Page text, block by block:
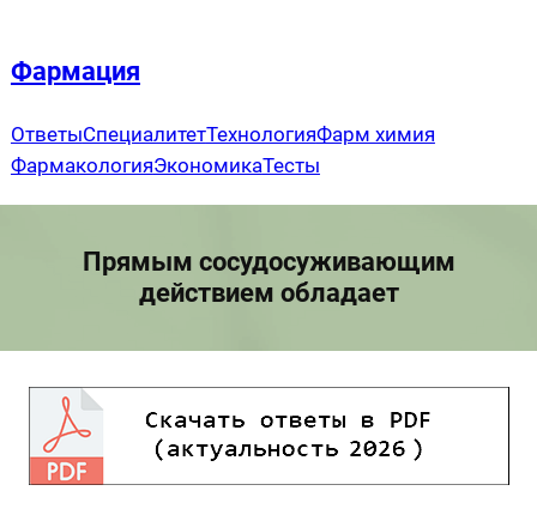
содержимому
Фармация
ОтветыСпециалитетТехнологияФарм химия
ФармакологияЭкономикаТесты
Прямым сосудосуживающим
действием обладает